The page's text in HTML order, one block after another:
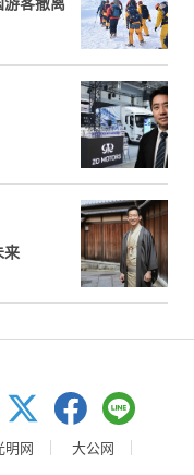
来
明网
大公网